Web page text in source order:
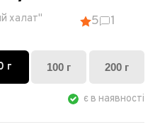
халат" 5 1
г 100 г 200 г
є в наявності